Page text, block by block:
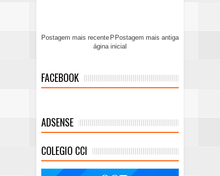
Postagem mais recente Postagem mais antiga
P
ágina inicial
FACEBOOK
ADSENSE
COLEGIO CCI